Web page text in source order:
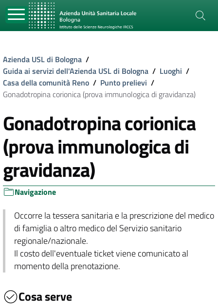
Azienda USL di Bologna /
Guida ai servizi dell'Azienda USL di Bologna / Luoghi /
Casa della comunità Reno / Punto prelievi /
Gonadotropina corionica (prova immunologica di gravidanza)
Gonadotropina corionica
(prova immunologica di
gravidanza)
Navigazione
Occorre la tessera sanitaria e la prescrizione del medico
di famiglia o altro medico del Servizio sanitario
regionale/nazionale.
Il costo dell'eventuale ticket viene comunicato al
momento della prenotazione.
Cosa serve